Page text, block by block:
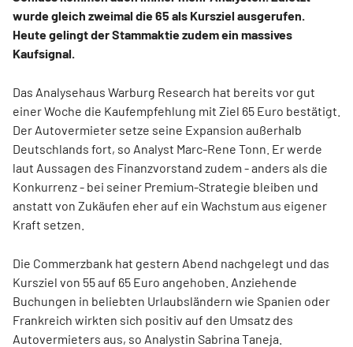
wurde gleich zweimal die 65 als Kursziel ausgerufen.
Heute gelingt der Stammaktie zudem ein massives
Kaufsignal.
Das Analysehaus Warburg Research hat bereits vor gut
einer Woche die Kaufempfehlung mit Ziel 65 Euro bestätigt.
Der Autovermieter setze seine Expansion außerhalb
Deutschlands fort, so Analyst Marc-Rene Tonn. Er werde
laut Aussagen des Finanzvorstand zudem - anders als die
Konkurrenz - bei seiner Premium-Strategie bleiben und
anstatt von Zukäufen eher auf ein Wachstum aus eigener
Kraft setzen.
Die Commerzbank hat gestern Abend nachgelegt und das
Kursziel von 55 auf 65 Euro angehoben. Anziehende
Buchungen in beliebten Urlaubsländern wie Spanien oder
Frankreich wirkten sich positiv auf den Umsatz des
Autovermieters aus, so Analystin Sabrina Taneja.